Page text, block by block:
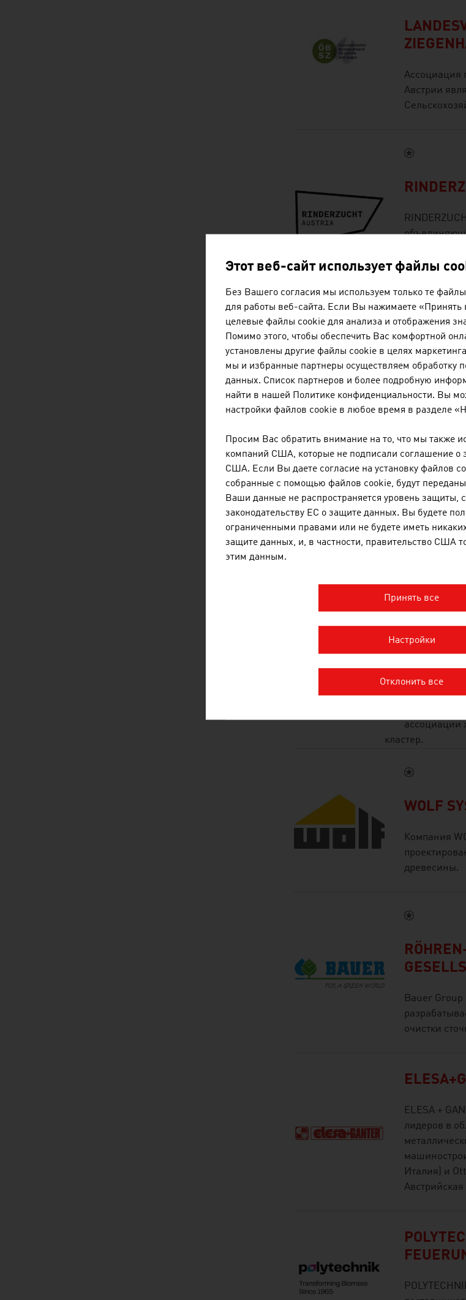
Ассоциация
Австрии
крупного
земельные
рогатого
удобное
smaXtec
передовую
AAC
AAC
ассоциации
кластер.
WOLF
Компания
древесины.
Bauer Group
очистки
ELESA +
лидеров в
Италия) и
Этот веб-сайт использует файлы
Без Вашего согласия мы используем только те
для работы веб-сайта. Если Вы нажимаете «Принять
целевые файлы cookie для анализа и отображения
Помимо этого, чтобы обеспечить Вас комфортной
установлены другие файлы cookie в целях
мы и избранные партнеры осуществляем обработку
данных. Список партнеров и более подробную
найти в нашей Политике конфиденциальности. Вы
настройки файлов cookie в любое время в разделе
Просим Вас обратить внимание на то, что мы также
компаний США, которые не подписали соглашение
США. Если Вы даете согласие на установку файлов
собранные с помощью файлов cookie, будут
Ваши данные не распространяется уровень защиты,
законодательству ЕС о защите данных. Вы будете
ограниченными правами или не будете иметь
защите данных, и, в частности, правительство США
этим данным.
Принять все
Настройки
Отклонить все